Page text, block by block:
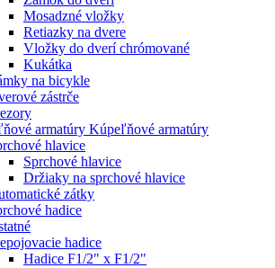
Mosadzné vložky
Retiazky na dvere
Vložky do dverí chrómované
Kukátka
na bicykle
zástrče
Kúpeľňové armatúry
hlavice
Sprchové hlavice
Držiaky na sprchové hlavice
zátky
hadice
hadice
Hadice F1/2" x F1/2"